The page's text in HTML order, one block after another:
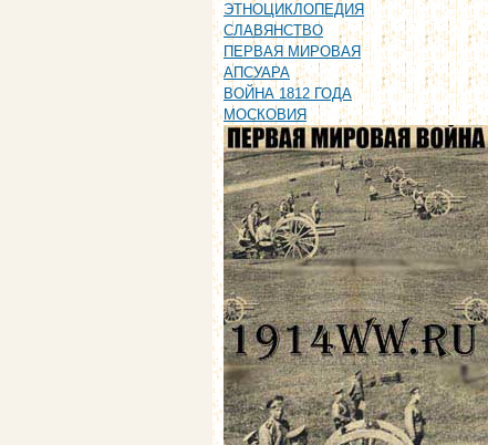
ЭТНОЦИКЛОПЕДИЯ
СЛАВЯНСТВО
ПЕРВАЯ МИРОВАЯ
АПСУАРА
ВОЙНА 1812 ГОДА
МОСКОВИЯ